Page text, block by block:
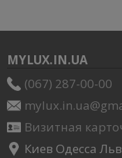
MYLUX.IN.UA
(067) 287-00-00
Визитная
Киев Одесса